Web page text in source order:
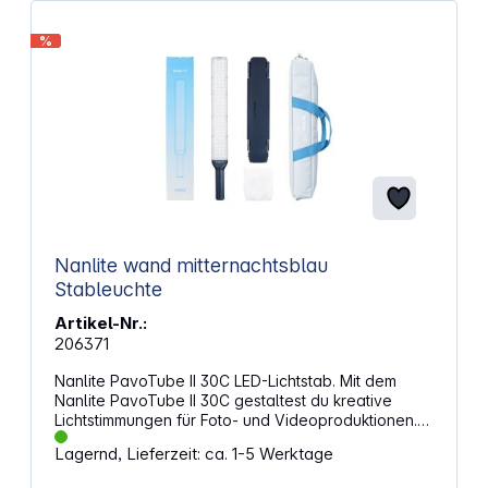
Nennleistung: 7 W Eingangsspannung/Stromstärke:
DC 5 V / 2 A Lithium-Ionen-Akku: 3,7 V / 2400 mAh /
Minuten Maße: 108 x 60 x 22 mm Gewicht: 138 g
%
Nanlite wand mitternachtsblau
Stableuchte
Artikel-Nr.:
206371
Nanlite PavoTube II 30C LED-Lichtstab. Mit dem
Nanlite PavoTube II 30C gestaltest du kreative
Lichtstimmungen für Foto- und Videoproduktionen.
Der schlanke LED-Lichtstab liefert eine
gleichmäßige Ausleuchtung und eröffnet dir
Lagernd, Lieferzeit: ca. 1-5 Werktage